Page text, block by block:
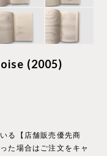
(2005)
る【店舗販売優先商
た場合はご注文をキャ